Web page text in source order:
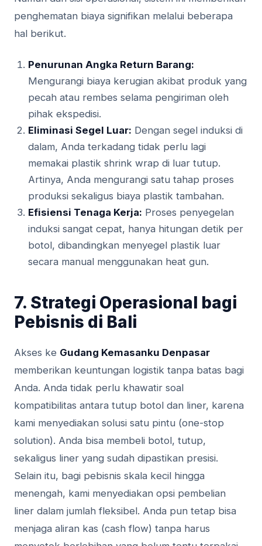
penghematan biaya signifikan melalui beberapa
hal berikut.
Penurunan Angka Return Barang:
Mengurangi biaya kerugian akibat produk yang
pecah atau rembes selama pengiriman oleh
pihak ekspedisi.
Eliminasi Segel Luar: Dengan segel induksi di
dalam, Anda terkadang tidak perlu lagi
memakai plastik shrink wrap di luar tutup.
Artinya, Anda mengurangi satu tahap proses
produksi sekaligus biaya plastik tambahan.
Efisiensi Tenaga Kerja: Proses penyegelan
induksi sangat cepat, hanya hitungan detik per
botol, dibandingkan menyegel plastik luar
secara manual menggunakan heat gun.
7. Strategi Operasional bagi
Pebisnis di Bali
Akses ke Gudang Kemasanku Denpasar
memberikan keuntungan logistik tanpa batas bagi
Anda. Anda tidak perlu khawatir soal
kompatibilitas antara tutup botol dan liner, karena
kami menyediakan solusi satu pintu (one-stop
solution). Anda bisa membeli botol, tutup,
sekaligus liner yang sudah dipastikan presisi.
Selain itu, bagi pebisnis skala kecil hingga
menengah, kami menyediakan opsi pembelian
liner dalam jumlah fleksibel. Anda pun tetap bisa
menjaga aliran kas (cash flow) tanpa harus